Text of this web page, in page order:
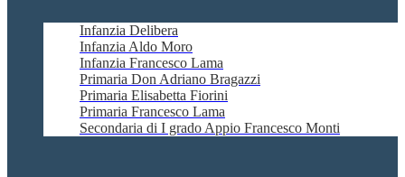
Infanzia Delibera
Infanzia Aldo Moro
Infanzia Francesco Lama
Primaria Don Adriano Bragazzi
Primaria Elisabetta Fiorini
Primaria Francesco Lama
Secondaria di I grado Appio Francesco Monti